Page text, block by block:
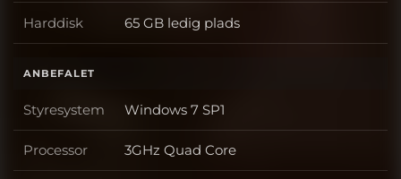
Harddisk Harddisk
65 GB ledig plads
ANBEFALET
Styresystem Styresystem
Windows 7 SP1
Processor Processor
3GHz Quad Core